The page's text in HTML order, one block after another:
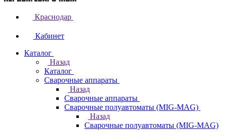
Краснодар
Кабинет
Каталог
Назад
Каталог
Сварочные аппараты
Назад
Сварочные аппараты
Сварочные полуавтоматы (MIG-MAG)
Назад
Сварочные полуавтоматы (MIG-MAG)